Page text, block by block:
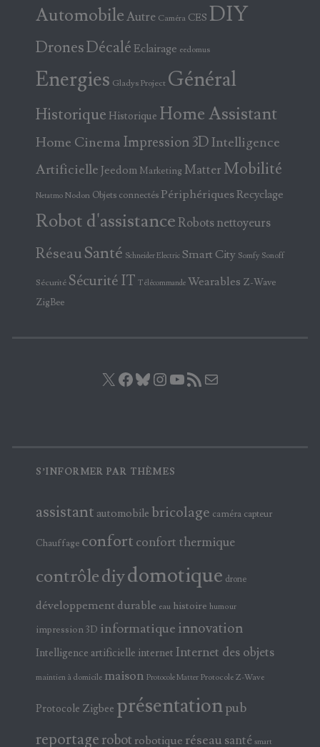
AutomobileAutre Caméra CES DIY
DronesDécalé Eclairage eedomus
Energies Gladys Project Général
Historique Historique Home Assistant
Home Cinema Impression 3DIntelligence
Artificielle Jeedom Marketing Matter Mobilité
Netatmo Nodon Objets connectés PériphériquesRecyclage
Robot d'assistance Robots nettoyeurs
RéseauSanté Schneider Electric Smart City Somfy Sonoff
Sécurité Sécurité IT Télécommande Wearables Z-Wave
ZigBee
X Facebook
Bluesky
Instagram
YouTube
Flux RSS
S’INFORMER PAR THÈMES
assistant automobile bricolage caméra capteur
Chauffage confort confort thermique
contrôlediydomotique drone
développement durable eau histoire humour
impression 3D informatique innovation
Intelligence artificielle internet Internet des objets
maintien à domicile maison Protocole Matter Protocole Z-Wave
Protocole Zigbee présentationpub
reportage robot robotique réseau santé smart